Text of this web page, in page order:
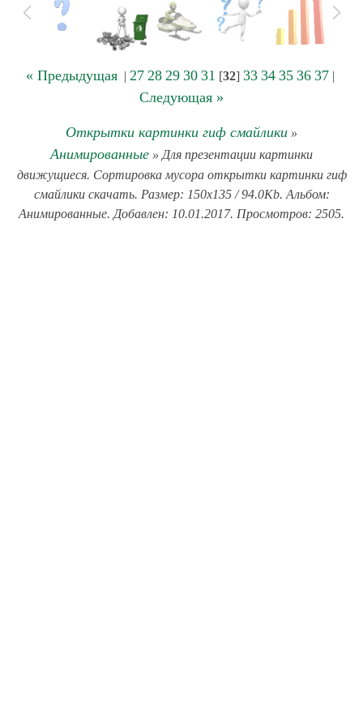
« Предыдущая| 27 28 29 30 31 [32] 33 34 35 36 37|
Следующая »
Открытки картинки гиф смайлики »
Анимированные » Для презентации картинки
движущиеся. Сортировка мусора открытки картинки гиф
смайлики скачать. Размер: 150x135 / 94.0Kb. Альбом:
Анимированные. Добавлен: 10.01.2017. Просмотров: 2505.